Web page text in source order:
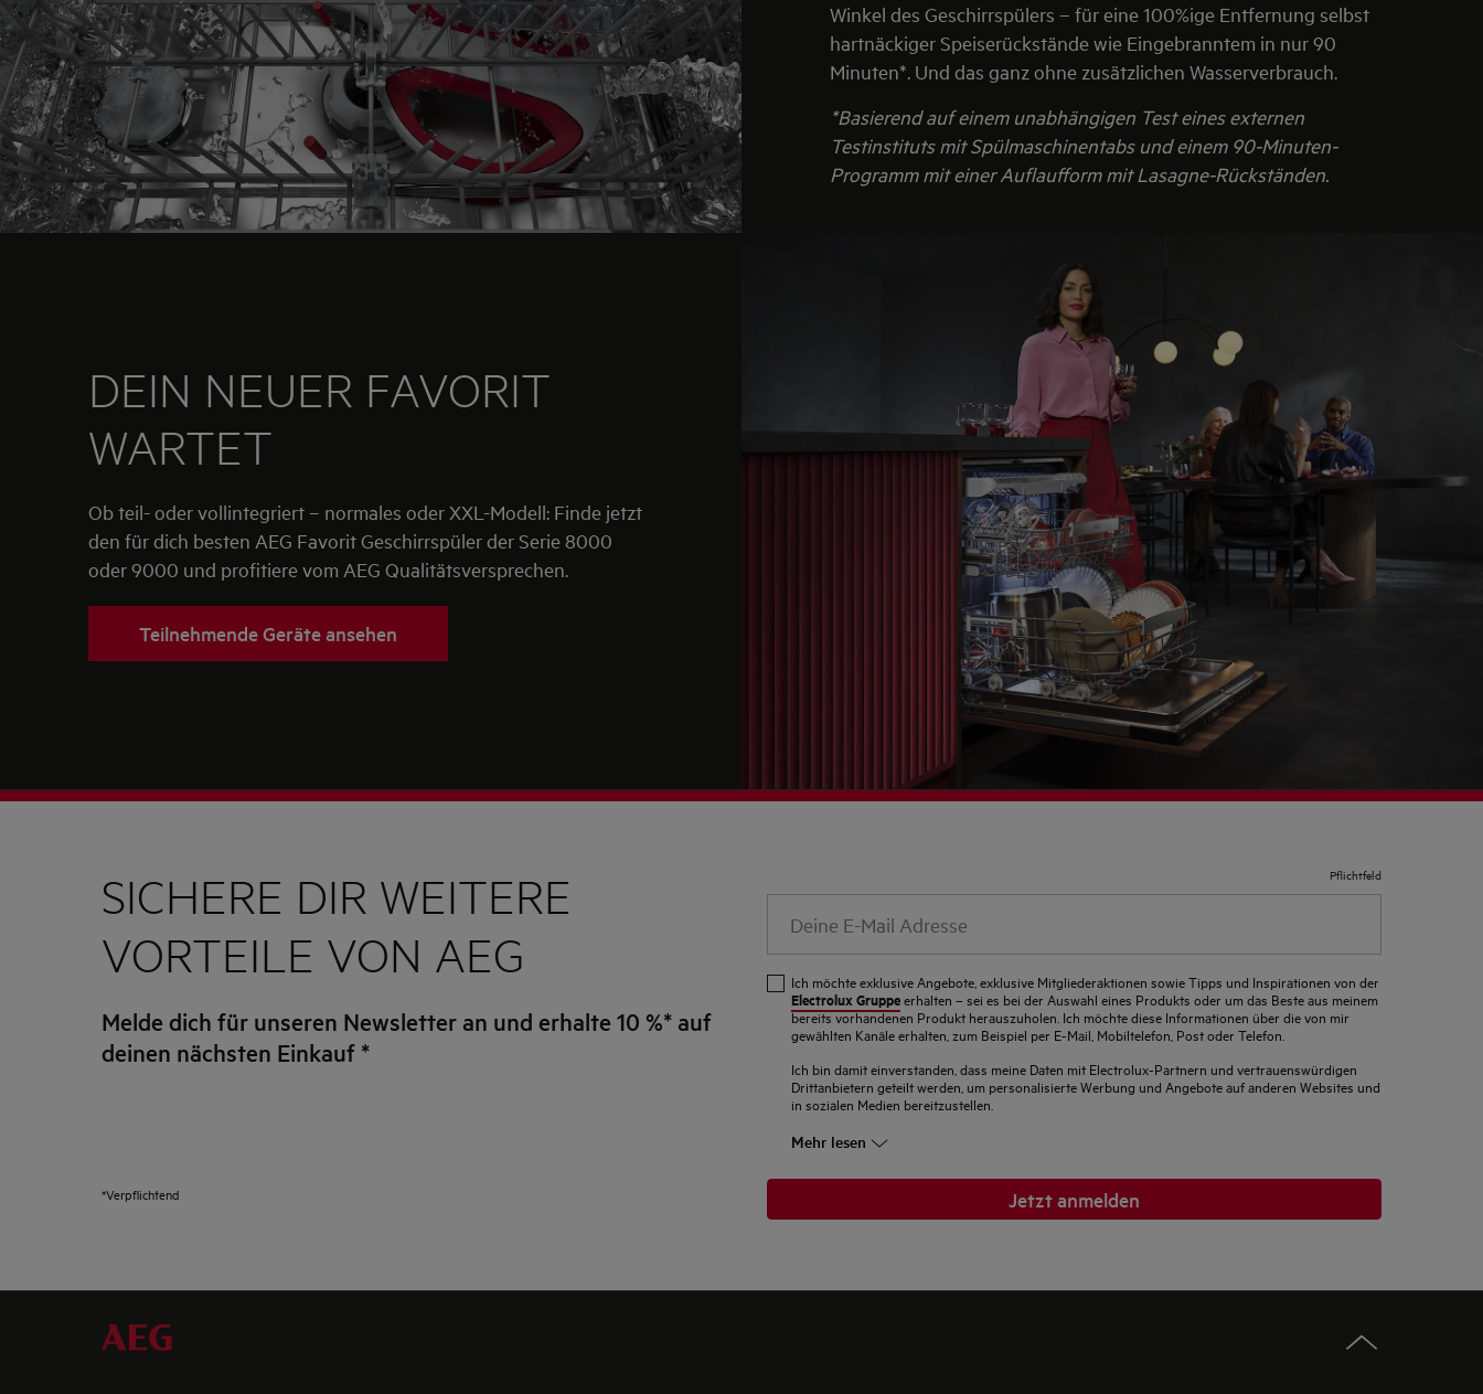
Winkel des Geschirrspülers – für eine 100%ige Entfernung selbst
hartnäckiger Speiserückstände wie Eingebranntem in nur 90
Minuten*. Und das ganz ohne zusätzlichen Wasserverbrauch.
*Basierend auf einem unabhängigen Test eines externen
Testinstituts mit Spülmaschinentabs und einem 90-Minuten-
Programm mit einer Auflaufform mit Lasagne-Rückständen.
DEIN NEUER FAVORIT
WARTET
Ob teil- oder vollintegriert – normales oder XXL-Modell: Finde jetzt
den für dich besten AEG Favorit Geschirrspüler der Serie 8000
oder 9000 und profitiere vom AEG Qualitätsversprechen.
Teilnehmende Geräte ansehen
SICHERE DIR WEITERE
VORTEILE VON AEG
Melde dich für unseren Newsletter an und erhalte 10 %* auf
deinen nächsten Einkauf *
*Verpflichtend
Pflichtfeld
Adresse
Ich möchte exklusive Angebote, exklusive Mitgliederaktionen sowie Tipps und Inspirationen von der
Electrolux Gruppeerhalten – sei es bei der Auswahl eines Produkts oder um das Beste aus meinem
bereits vorhandenen Produkt herauszuholen. Ich möchte diese Informationen über die von mir
gewählten Kanäle erhalten, zum Beispiel per E-Mail, Mobiltelefon, Post oder Telefon.
Ich bin damit einverstanden, dass meine Daten mit Electrolux-Partnern und vertrauenswürdigen
Drittanbietern geteilt werden, um personalisierte Werbung und Angebote auf anderen Websites und
in sozialen Medien bereitzustellen.
Mehr lesen
Jetzt anmelden